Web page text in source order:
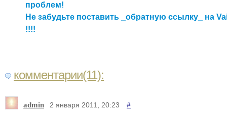
проблем!
Не забудьте поставить _обратную ссылку_ на
!!!!
комментарии(11):
admin 2 января 2011, 20:23 #